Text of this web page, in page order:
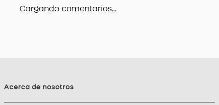
Cargando comentarios…
Acerca de nosotros